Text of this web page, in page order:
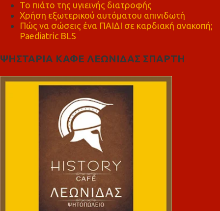
Το πιάτο της υγιεινής διατροφής
Χρήση εξωτερικού αυτόματου απινιδωτή
Πώς να σώσεις ένα ΠΑΙΔΙ σε καρδιακή ανακοπή;
Paediatric BLS
ΨΗΣΤΑΡΙΑ ΚΑΦΕ ΛΕΩΝΙΔΑΣ ΣΠΑΡΤΗ